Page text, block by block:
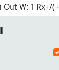
W: 1 Rx+/